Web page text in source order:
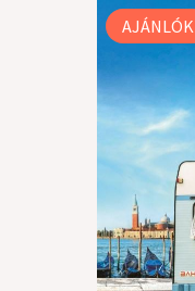
AJÁNLÓK